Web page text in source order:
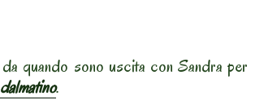
quando sono uscita con Sandra per
.